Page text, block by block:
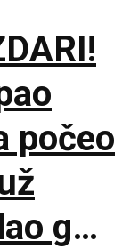
počeo
ga